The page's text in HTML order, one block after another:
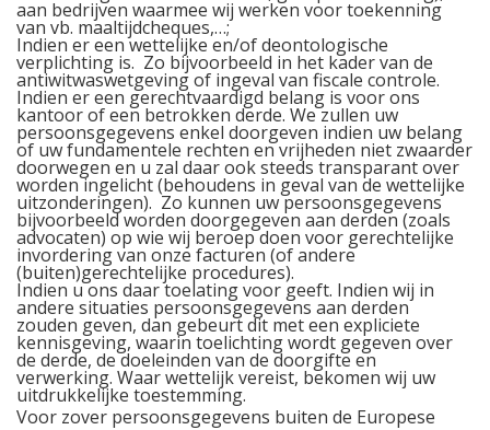
aan bedrijven waarmee wij werken voor toekenning
van vb. maaltijdcheques,…;
Indien er een wettelijke en/of deontologische
verplichting is. Zo bijvoorbeeld in het kader van de
antiwitwaswetgeving of ingeval van fiscale controle.
Indien er een gerechtvaardigd belang is voor ons
kantoor of een betrokken derde. We zullen uw
persoonsgegevens enkel doorgeven indien uw belang
of uw fundamentele rechten en vrijheden niet zwaarder
doorwegen en u zal daar ook steeds transparant over
worden ingelicht (behoudens in geval van de wettelijke
uitzonderingen). Zo kunnen uw persoonsgegevens
bijvoorbeeld worden doorgegeven aan derden (zoals
advocaten) op wie wij beroep doen voor gerechtelijke
invordering van onze facturen (of andere
(buiten)gerechtelijke procedures).
Indien u ons daar toelating voor geeft. Indien wij in
andere situaties persoonsgegevens aan derden
zouden geven, dan gebeurt dit met een expliciete
kennisgeving, waarin toelichting wordt gegeven over
de derde, de doeleinden van de doorgifte en
verwerking. Waar wettelijk vereist, bekomen wij uw
uitdrukkelijke toestemming.
Voor zover persoonsgegevens buiten de Europese